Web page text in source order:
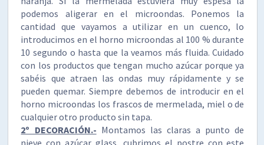
podemos aligerar en el microondas. Ponemos la
cantidad que vayamos a utilizar en un cuenco, lo
introducimos en el horno microondas al 100 % durante
10 segundo o hasta que la veamos más fluida. Cuidado
con los productos que tengan mucho azúcar porque ya
sabéis que atraen las ondas muy rápidamente y se
pueden quemar. Siempre debemos de introducir en el
horno microondas los frascos de mermelada, miel o de
cualquier otro producto sin tapa.
2º DECORACIÓN.- Montamos las claras a punto de
nieve con azúcar glass, cubrimos el postre con este